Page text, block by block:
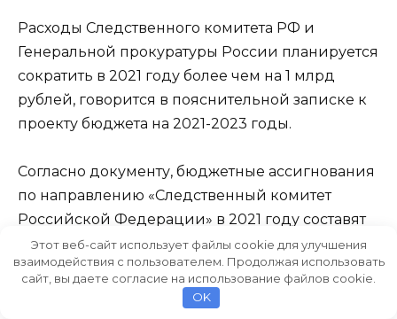
Расходы Следственного комитета РФ и
Генеральной прокуратуры России планируется
сократить в 2021 году более чем на 1 млрд
рублей, говорится в пояснительной записке к
проекту бюджета на 2021-2023 годы.
Согласно документу, бюджетные ассигнования
по направлению «Следственный комитет
Российской Федерации» в 2021 году составят
более 48,7 млрд рублей, в 2022 году — свыше
48,9 млрд рублей, в 2023 году — более 50,5
млрд рублей. «Предусмотренные в
Этот веб-сайт использует файлы cookie для улучшения
взаимодействия с пользователем. Продолжая использовать
сайт, вы даете согласие на использование файлов cookie.
OK